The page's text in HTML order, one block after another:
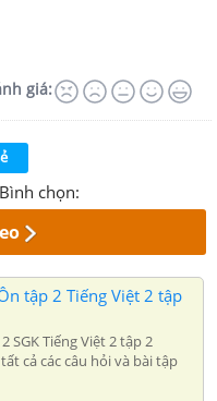
giá:
Bình chọn:
tập 2 Tiếng Việt 2 tập
SGK Tiếng Việt 2 tập 2
cả các câu hỏi và bài tập